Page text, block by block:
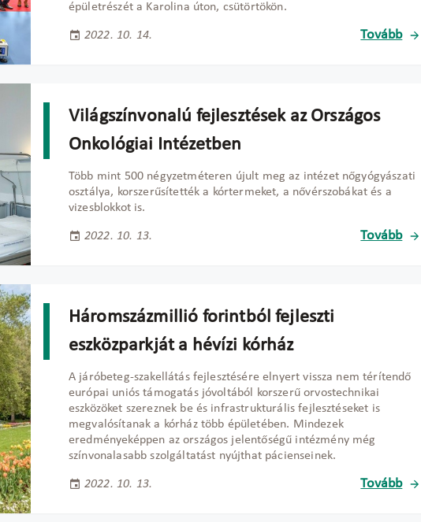
épületrészét a Karolina úton, csütörtökön.
2022. 10. 14. Tovább
Világszínvonalú fejlesztések az Országos
Onkológiai Intézetben
Több mint 500 négyzetméteren újult meg az intézet nőgyógyászati
osztálya, korszerűsítették a kórtermeket, a nővérszobákat és a
vizesblokkot is.
2022. 10. 13. Tovább
Háromszázmillió forintból fejleszti
eszközparkját a hévízi kórház
A járóbeteg-szakellátás fejlesztésére elnyert vissza nem térítendő
európai uniós támogatás jóvoltából korszerű orvostechnikai
eszközöket szereznek be és infrastrukturális fejlesztéseket is
megvalósítanak a kórház több épületében. Mindezek
eredményeképpen az országos jelentőségű intézmény még
színvonalasabb szolgáltatást nyújthat pácienseinek.
2022. 10. 13. Tovább